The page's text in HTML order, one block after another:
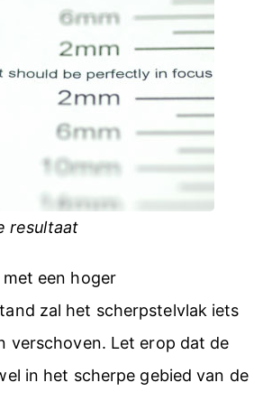
resultaat
een hoger
zal het scherpstelvlak iets
verschoven. Let erop dat de
in het scherpe gebied van de